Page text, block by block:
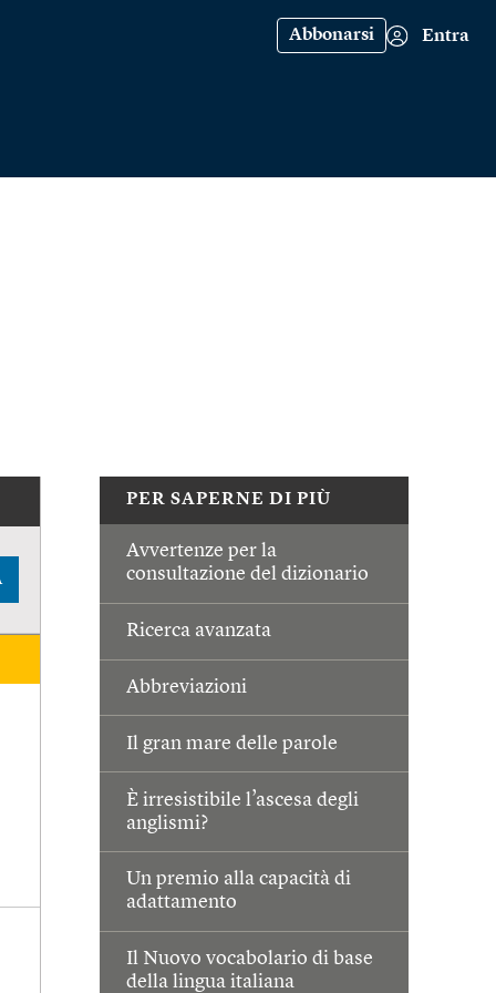
Abbonarsi Entra
PER SAPERNE DI PIÙ
Avvertenze per la
consultazione del dizionario
Ricerca avanzata
Abbreviazioni
Il gran mare delle parole
È irresistibile l’ascesa degli
anglismi?
Un premio alla capacità di
adattamento
Il Nuovo vocabolario di base
della lingua italiana